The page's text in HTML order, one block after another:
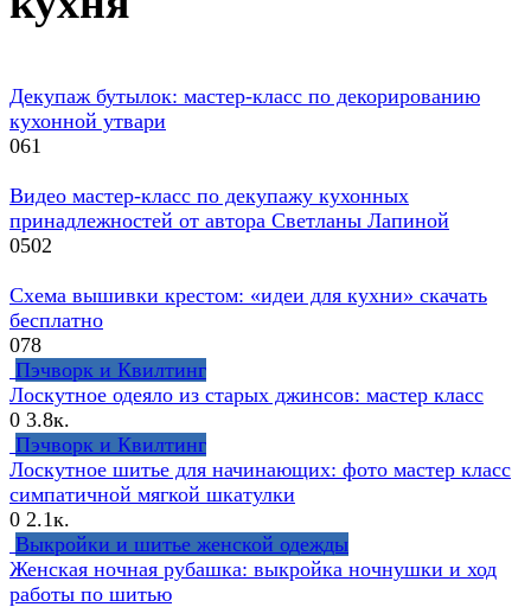
Декупаж бутылок: мастер-класс по декорированию
кухонной утвари
061
Видео мастер-класс по декупажу кухонных
принадлежностей от автора Светланы Лапиной
0502
Схема вышивки крестом: «идеи для кухни» скачать
бесплатно
078
Пэчворк и Квилтинг
Лоскутное одеяло из старых джинсов: мастер класс
0 3.8к.
Пэчворк и Квилтинг
Лоскутное шитье для начинающих: фото мастер класс
симпатичной мягкой шкатулки
0 2.1к.
Выкройки и шитье женской одежды
Женская ночная рубашка: выкройка ночнушки и ход
работы по шитью